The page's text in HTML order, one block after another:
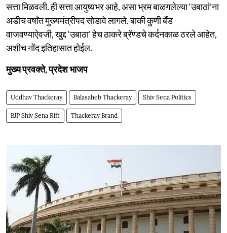
सत्ता मिळवली. ही सत्ता आयुष्यभर आहे, असा भ्रम बाळगलेल्या ‘उबाठां’ना
अडीच वर्षांत मुख्यमंत्रीपद सोडावे लागले. बाकी कुणी बँड
वाजवण्याऐवजी, खुद्द ‘उबाठा’ हेच ठाकरे ब्रॅण्डचे कर्दनकाळ ठरले आहेत,
अशीच नोंद इतिहासात होईल.
मुख्य प्रवक्ते, प्रदेश भाजप
Uddhav Thackeray Balasaheb Thackeray Shiv Sena Politics
BJP Shiv Sena Rift Thackeray Brand